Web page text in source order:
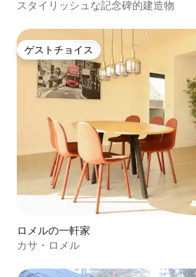
スタイリッシュな記念碑的建造物
ゲストチョイス
ゲストチョイス
ロメルの一軒家
カサ・ロメル